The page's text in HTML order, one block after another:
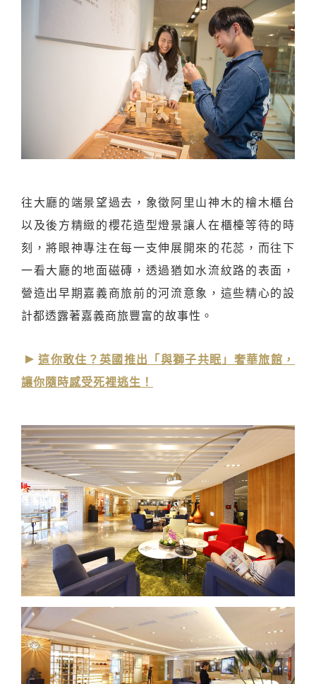
往大廳的端景望過去，象徵阿里山神木的檜木櫃台
以及後方精緻的櫻花造型燈景讓人在櫃檯等待的時
刻，將眼神專注在每一支伸展開來的花蕊，而往下
一看大廳的地面磁磚，透過猶如水流紋路的表面，
營造出早期嘉義商旅前的河流意象，這些精心的設
計都透露著嘉義商旅豐富的故事性。
這你敢住？英國推出「與獅子共眠」奢華旅館，
讓你隨時感受死裡逃生！